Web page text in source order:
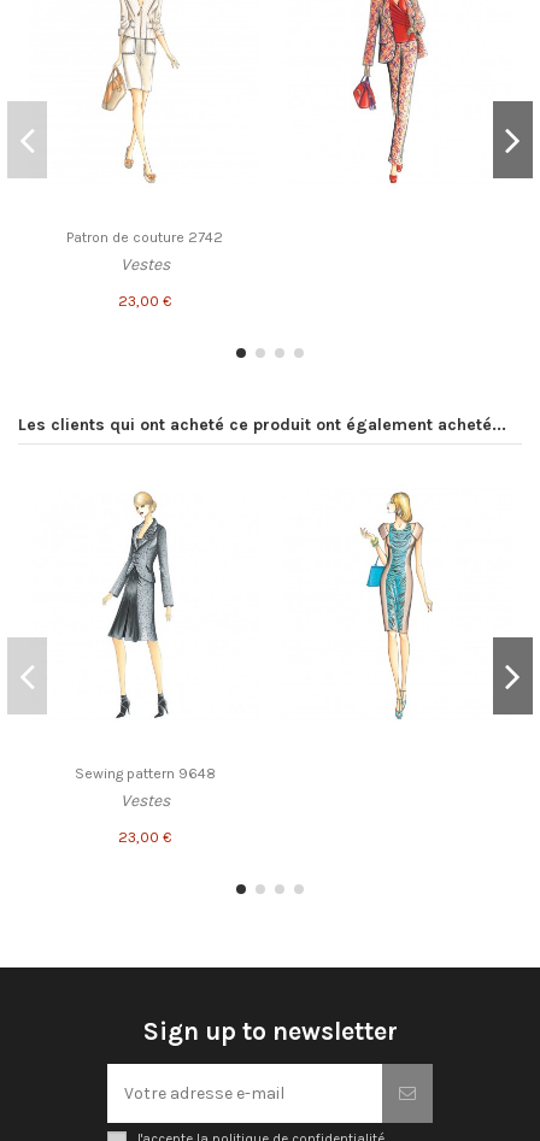
Patron de couture 2742
Vestes
23,00 €
Les clients qui ont acheté ce produit ont également acheté...
Sewing pattern 9648
Vestes
23,00 €
Sign up to newsletter